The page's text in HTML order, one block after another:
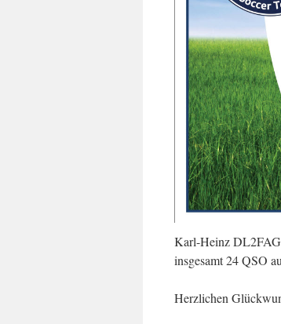
Karl-Heinz
insgesamt 24 QSO
Herzlichen